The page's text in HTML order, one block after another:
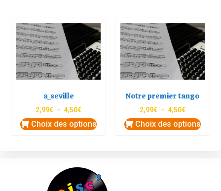
a_seville
2,99€ – 4,50€
Choix des options
Notre premier tango
2,99€ – 4,50€
Choix des options